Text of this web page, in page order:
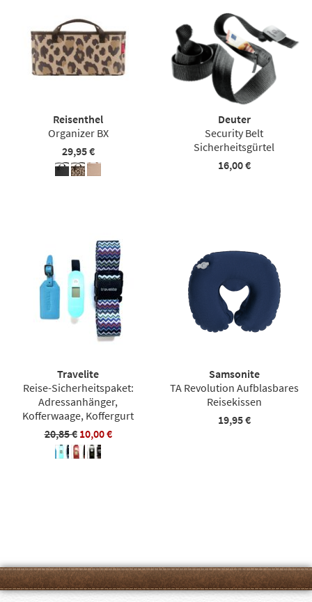
Reisenthel
Organizer BX
29,95 €
Deuter
Security Belt
Sicherheitsgürtel
16,00 €
Travelite
Reise-Sicherheitspaket:
Adressanhänger,
Kofferwaage, Koffergurt
20,85 € 10,00 €
Samsonite
TA Revolution Aufblasbares
Reisekissen
19,95 €